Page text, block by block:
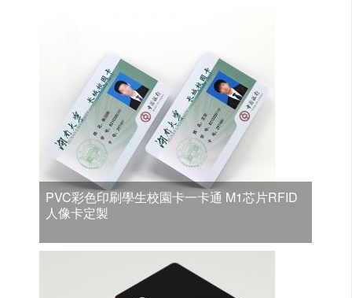
PVC彩色印刷學生校園卡一卡通 M1芯片RFID
人像卡定製